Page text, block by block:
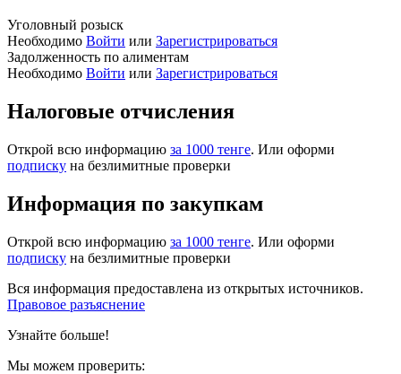
Уголовный розыск
Необходимо Войти или Зарегистрироваться
Задолженность по алиментам
Необходимо Войти или Зарегистрироваться
Налоговые отчисления
Открой всю информацию за 1000 тенге. Или оформи
подписку на безлимитные проверки
Информация по закупкам
Открой всю информацию за 1000 тенге. Или оформи
подписку на безлимитные проверки
Вся информация предоставлена из открытых источников.
Правовое разъяснение
Узнайте больше!
Мы можем проверить: